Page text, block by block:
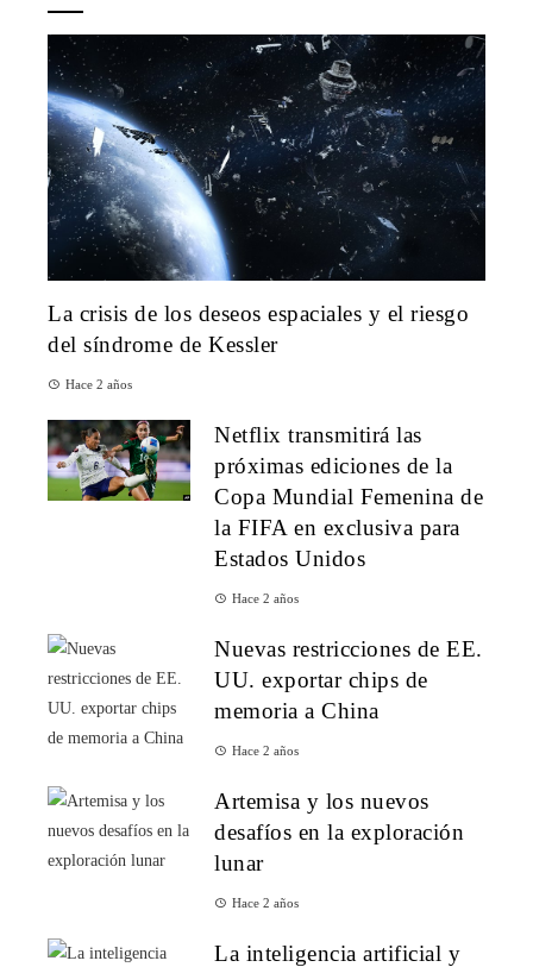
La crisis de los deseos espaciales y el riesgo
del síndrome de Kessler
Hace 2 años
Netflix transmitirá las
próximas ediciones de la
Copa Mundial Femenina de
la FIFA en exclusiva para
Estados Unidos
Hace 2 años
Nuevas restricciones de EE.
UU. exportar chips de
memoria a China
Hace 2 años
Artemisa y los nuevos
desafíos en la exploración
lunar
Hace 2 años
La inteligencia artificial y